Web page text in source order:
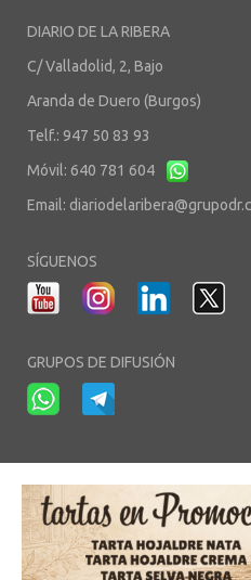
DIARIO DE LA RIBERA
C/ Valladolid, 2, Bajo
Aranda de Duero (Burgos)
Telf.: 947 50 83 93
Móvil: 640 781 604
Email:
SÍGUENOS
GRUPOS DE DIFUSIÓN
Aviso Legal-Política de Privacidad-